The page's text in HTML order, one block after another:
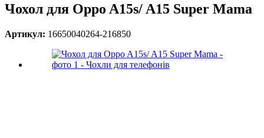
Чохол для Oppo A15s/ A15 Super Mama
Артикул: 16650040264-216850